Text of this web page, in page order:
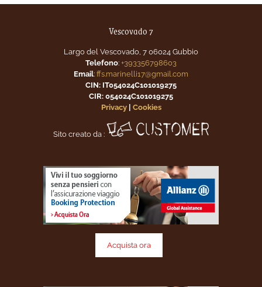
Vescovado 7
Largo del Vescovado, 7 06024 Gubbio
Telefono: +393356798603
Email: ffs.marinelli17@gmail.com
CIN: IT054024C101019275
CIR: 054024C101019275
Privacy| Cookies
Sito creato da :
Acquista ora